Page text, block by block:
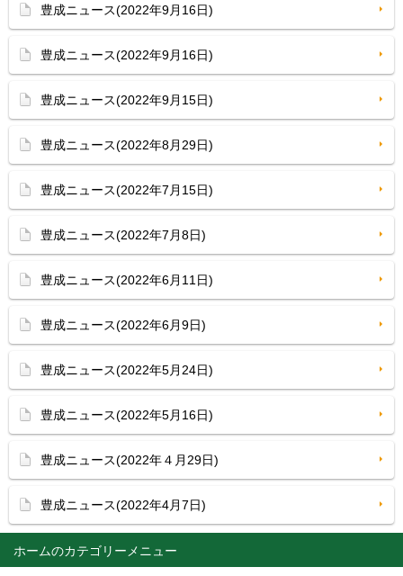
ホーム
豊成ニュース(2022年9月16日)
豊成ニュース(2022年9月16日)
豊成ニュース(2022年9月15日)
豊成ニュース(2022年8月29日)
豊成ニュース(2022年7月15日)
豊成ニュース(2022年7月8日)
豊成ニュース(2022年6月11日)
豊成ニュース(2022年6月9日)
豊成ニュース(2022年5月24日)
豊成ニュース(2022年5月16日)
豊成ニュース(2022年４月29日)
豊成ニュース(2022年4月7日)